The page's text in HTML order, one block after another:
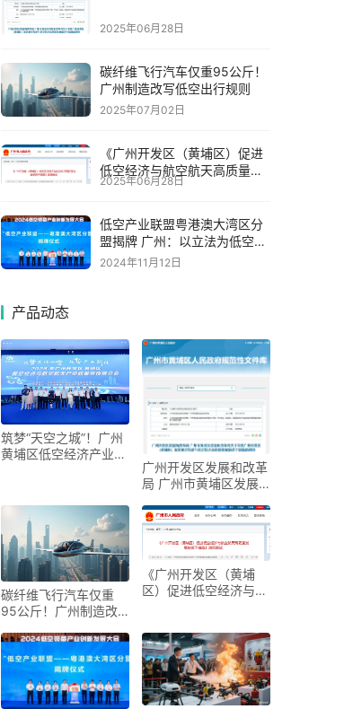
2025年06月28日
碳纤维飞行汽车仅重95公斤！
广州制造改写低空出行规则
2025年07月02日
《广州开发区（黄埔区）促进
低空经济与航空航天高质量发
展的若干措施》政策解读
2025年06月28日
低空产业联盟粤港澳大湾区分
盟揭牌 广州：以立法为低空经
济保驾护航
2024年11月12日
产品动态
筑梦“天空之城”！广州
黄埔区低空经济产业联
广州开发区发展和改革
局 广州市黄埔区发展
开发区（黄埔区）促进
低空经济与航空航天高
碳纤维飞行汽车仅重
95公斤！广州制造改
《广州开发区（黄埔
区）促进低空经济与航